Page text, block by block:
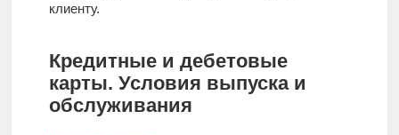
клиенту.
Кредитные и дебетовые
карты. Условия выпуска и
обслуживания